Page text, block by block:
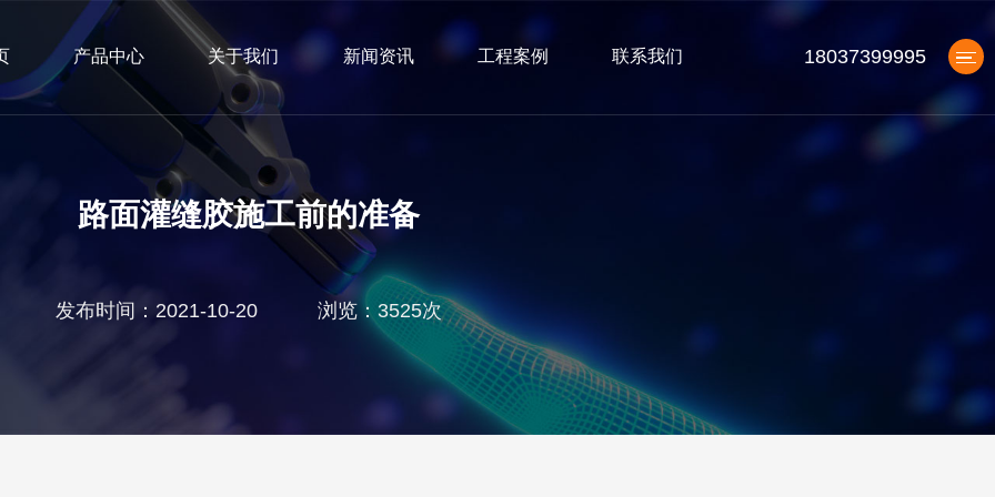
产品中心 关于我们 新闻资讯 工程案例 联系我们 18037399995
路面灌缝胶施工前的准备
发布时间：2021-10-20 浏览：3525次